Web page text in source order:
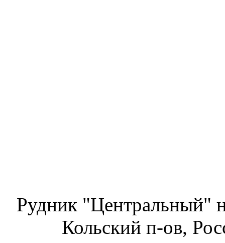
Рудник "Центральный"
Кольский п-ов,